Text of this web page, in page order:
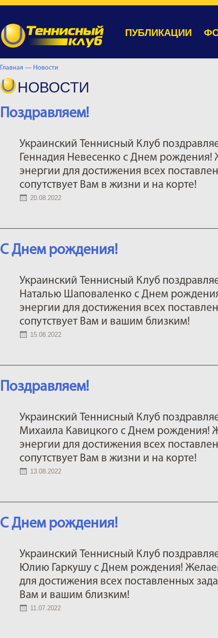
ПУБЛИКАЦИИ
Главная — Новости
НОВОСТИ
Поздравляем!
Украинский Теннисный Клуб
Геннадия Невесенко с Днем
энергии для достижения всех
сопутствует Вам в жизни и на корте!
20.08.2022
С Днем рождения!
Украинский Теннисный Клуб
Наталью Шаповаленко с Днем
энергии для достижения всех
сопутствует Вам и вашим близким!
15.08.2022
Поздравляем!
Украинский Теннисный Клуб
Михаила Кавицкого с Днем рождения!
энергии для достижения всех
сопутствует Вам в жизни и на корте!
13.08.2022
С Днем рождения!
Украинский Теннисный Клуб
Юлию Гаркушу с Днем рождения!
для достижения всех поставленных
Вам и вашим близким!
11.07.2022